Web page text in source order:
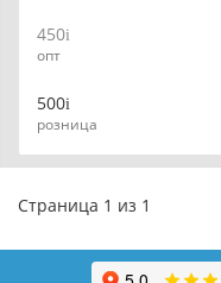
450
опт
500
розница
Страница 1 из 1